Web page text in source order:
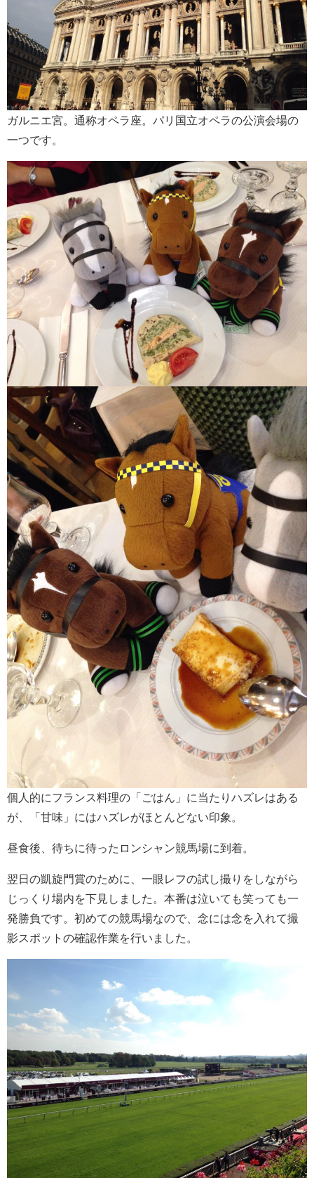
ガルニエ宮。通称オペラ座。パリ国立オペラの公演会場の
一つです。
個人的にフランス料理の「ごはん」に当たりハズレはある
が、「甘味」にはハズレがほとんどない印象。
昼食後、待ちに待ったロンシャン競馬場に到着。
翌日の凱旋門賞のために、一眼レフの試し撮りをしながら
じっくり場内を下見しました。本番は泣いても笑っても一
発勝負です。初めての競馬場なので、念には念を入れて撮
影スポットの確認作業を行いました。